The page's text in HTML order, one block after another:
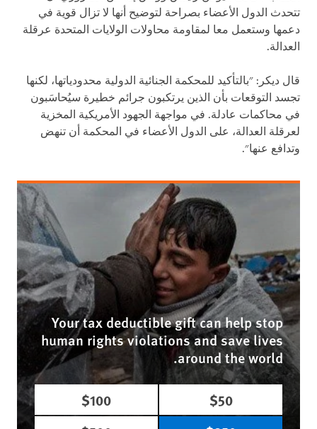
تتحدث الدول الأعضاء بصراحة لتوضيح أنها لا تزال قوية في
دعمها وستعمل معا لمقاومة محاولات الولايات المتحدة عرقلة
العدالة.
قال ديكر: "بالتأكيد للمحكمة الجنائية الدولية محدودياتها، لكنها
تجسد التوقعات بأن الذين يرتكبون جرائم خطيرة سيُحاسَبون
في محاكمات عادلة. في مواجهة الجهود الأمريكية المخزية
لعرقلة العدالة، على الدول الأعضاء في المحكمة أن تنهض
وتدافع عنها".
Your tax deductible gift can help stop
human rights violations and save lives
around the world.
$50
$100